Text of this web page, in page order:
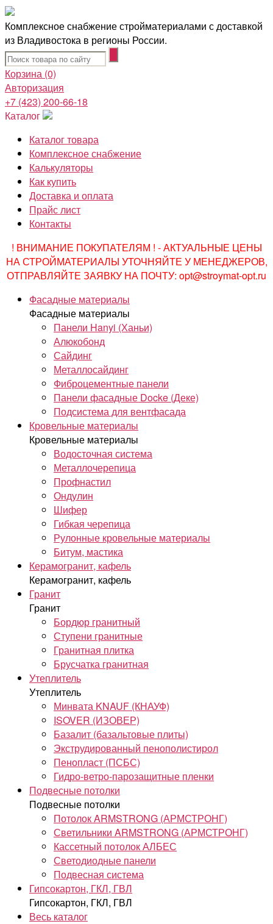
Комплексное снабжение стройматериалами с доставкой
из Владивостока в регионы России.
Корзина (0)
Авторизация
+7 (423) 200-66-18
Каталог
Каталог товара
Комплексное снабжение
Калькуляторы
Как купить
Доставка и оплата
Прайс лист
Контакты
! ВНИМАНИЕ ПОКУПАТЕЛЯМ ! - АКТУАЛЬНЫЕ ЦЕНЫ
НА СТРОЙМАТЕРИАЛЫ УТОЧНЯЙТЕ У МЕНЕДЖЕРОВ,
ОТПРАВЛЯЙТЕ ЗАЯВКУ НА ПОЧТУ: opt@stroymat-opt.ru
Фасадные материалы
Фасадные материалы
Панели Hanyi (Ханьи)
Алюкобонд
Сайдинг
Металлосайдинг
Фиброцементные панели
Панели фасадные Docke (Деке)
Подсистема для вентфасада
Кровельные материалы
Кровельные материалы
Водосточная система
Металлочерепица
Профнастил
Ондулин
Шифер
Гибкая черепица
Рулонные кровельные материалы
Битум, мастика
Керамогранит, кафель
Керамогранит, кафель
Гранит
Гранит
Бордюр гранитный
Ступени гранитные
Гранитная плитка
Брусчатка гранитная
Утеплитель
Утеплитель
Минвата KNAUF (КНАУФ)
ISOVER (ИЗОВЕР)
Базалит (базальтовые плиты)
Экструдированный пенополистирол
Пенопласт (ПСБС)
Гидро-ветро-парозащитные пленки
Подвесные потолки
Подвесные потолки
Потолок ARMSTRONG (АРМСТРОНГ)
Светильники ARMSTRONG (АРМСТРОНГ)
Кассетный потолок АЛБЕС
Светодиодные панели
Подвесная система
Гипсокартон, ГКЛ, ГВЛ
Гипсокартон, ГКЛ, ГВЛ
Весь каталог